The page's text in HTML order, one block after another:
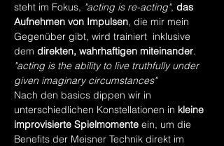
steht im Fokus, "acting is re-acting", das
Aufnehmen von Impulsen, die mir mein
Gegenüber gibt, wird trainiert  inklusive
dem direkten, wahrhaftigen miteinander.
"acting is the ability to live truthfully under
given imaginary circumstances"
Nach den basics dippen wir in
unterschiedlichen Konstellationen in kleine
improvisierte Spielmomente ein, um die
Benefits der Meisner Technik direkt im